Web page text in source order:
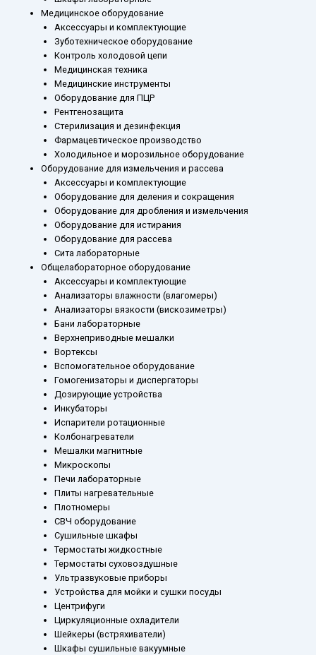
Медицинское оборудование
Аксессуары и комплектующие
Зуботехническое оборудование
Контроль холодовой цепи
Медицинская техника
Медицинские инструменты
Оборудование для ПЦР
Рентгенозащита
Стерилизация и дезинфекция
Фармацевтическое производство
Холодильное и морозильное оборудование
Оборудование для измельчения и рассева
Аксессуары и комплектующие
Оборудование для деления и сокращения
Оборудование для дробления и измельчения
Оборудование для истирания
Оборудование для рассева
Сита лабораторные
Общелабораторное оборудование
Аксессуары и комплектующие
Анализаторы влажности (влагомеры)
Анализаторы вязкости (вискозиметры)
Бани лабораторные
Верхнеприводные мешалки
Вортексы
Вспомогательное оборудование
Гомогенизаторы и диспергаторы
Дозирующие устройства
Инкубаторы
Испарители ротационные
Колбонагреватели
Мешалки магнитные
Микроскопы
Печи лабораторные
Плиты нагревательные
Плотномеры
СВЧ оборудование
Сушильные шкафы
Термостаты жидкостные
Термостаты суховоздушные
Ультразвуковые приборы
Устройства для мойки и сушки посуды
Центрифуги
Циркуляционные охладители
Шейкеры (встряхиватели)
Шкафы сушильные вакуумные